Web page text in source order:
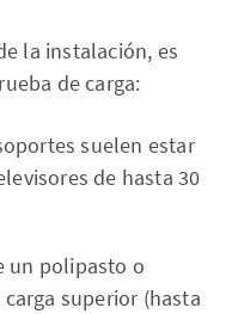
la instalación, es
de carga:
suelen estar
de hasta 30
un polipasto o
superior (hasta